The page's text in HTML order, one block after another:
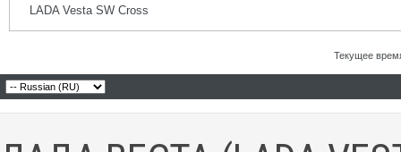
LADA Vesta SW Cross
Текущее